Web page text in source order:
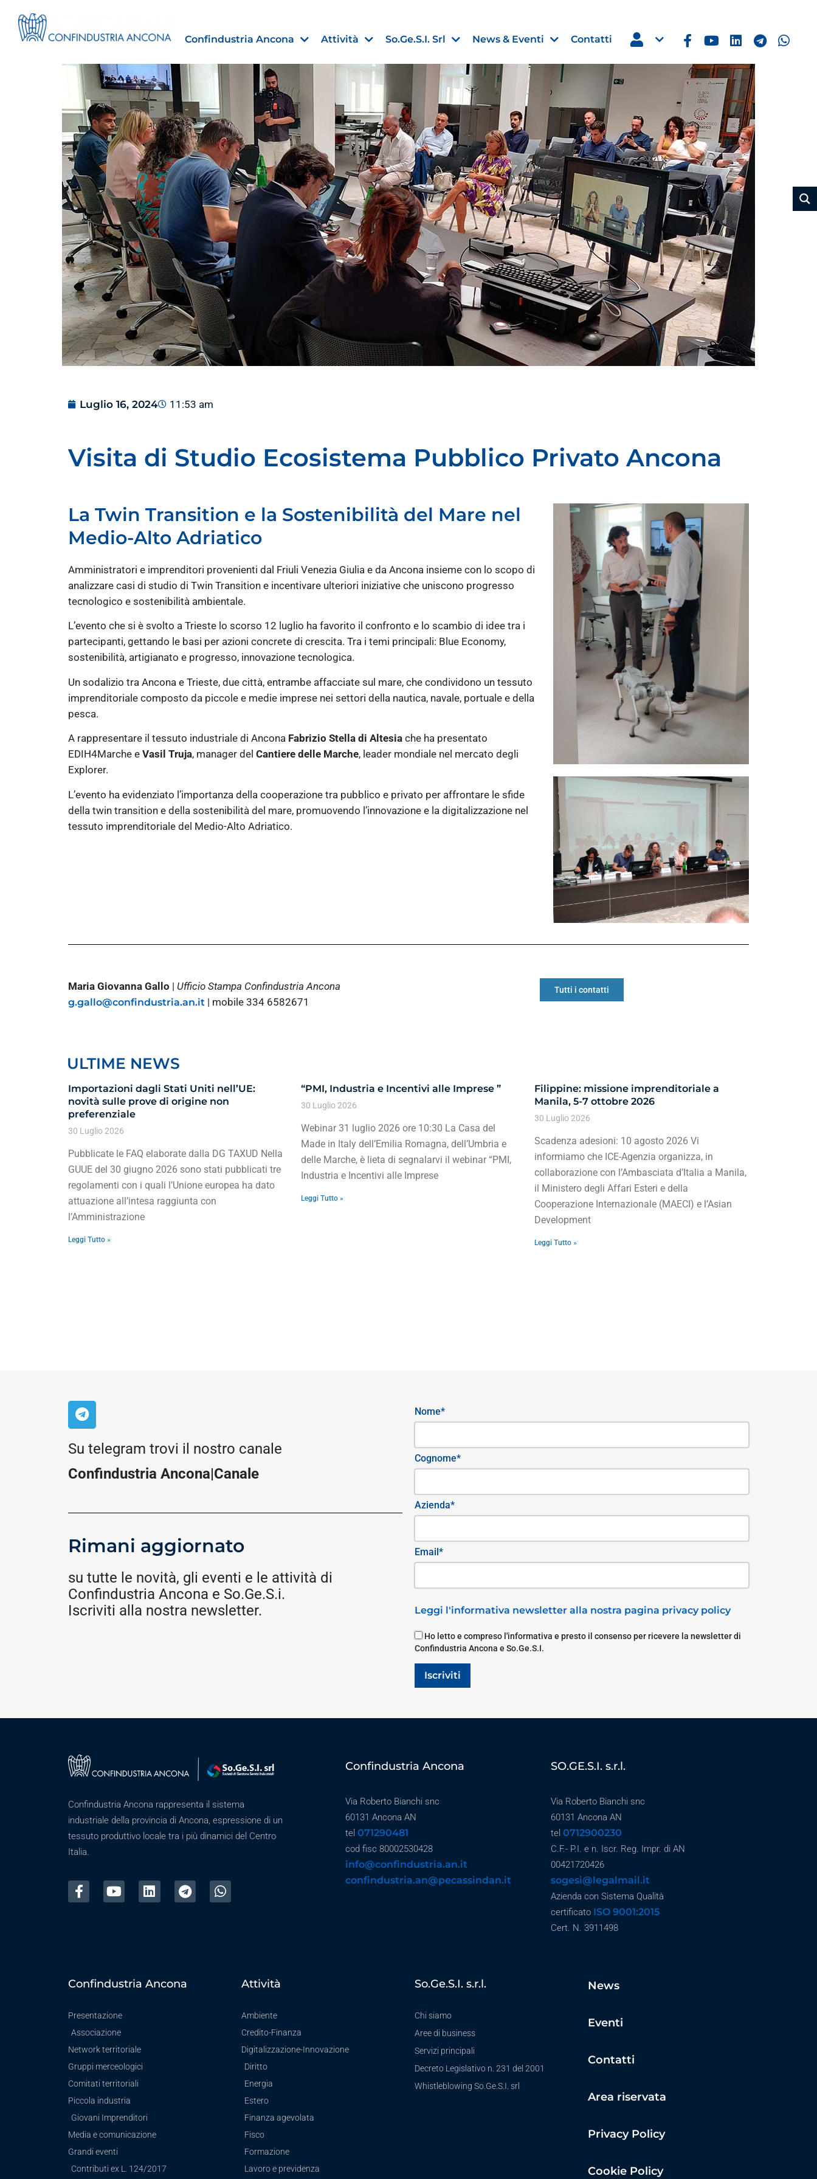
Confindustria Ancona Attività So.Ge.S.I. Srl News & Eventi
Estero
Importazioni dagli Stati Uniti nell’UE:
novità sulle prove di origine non
preferenziale
30 Luglio 2026
Leggi →
Finanza agevolata
“PMI, Industria e Incentivi alle Imprese
”
30 Luglio 2026
Leggi →
Estero
Filippine: missione
Manila, 5-7 ottobre 2026
30 Luglio 2026
Leggi →
Contatti
Luglio 16, 2024 11:53 am
Visita di Studio Ecosistema Pubblico Privato Ancona
La Twin Transition e la Sostenibilità del Mare nel
Medio-Alto Adriatico
Amministratori e imprenditori provenienti dal Friuli Venezia Giulia e da Ancona insieme con lo scopo di
analizzare casi di studio di Twin Transition e incentivare ulteriori iniziative che uniscono progresso
tecnologico e sostenibilità ambientale.
L’evento che si è svolto a Trieste lo scorso 12 luglio ha favorito il confronto e lo scambio di idee tra i
partecipanti, gettando le basi per azioni concrete di crescita. Tra i temi principali: Blue Economy,
sostenibilità, artigianato e progresso, innovazione tecnologica.
Un sodalizio tra Ancona e Trieste, due città, entrambe affacciate sul mare, che condividono un tessuto
imprenditoriale composto da piccole e medie imprese nei settori della nautica, navale, portuale e della
pesca.
A rappresentare il tessuto industriale di Ancona Fabrizio Stella di Altesia che ha presentato
EDIH4Marche e Vasil Truja, manager del Cantiere delle Marche, leader mondiale nel mercato degli
Explorer.
L’evento ha evidenziato l’importanza della cooperazione tra pubblico e privato per affrontare le sfide
della twin transition e della sostenibilità del mare, promuovendo l’innovazione e la digitalizzazione nel
tessuto imprenditoriale del Medio-Alto Adriatico.
Maria Giovanna Gallo | Ufficio Stampa Confindustria Ancona
g.gallo@confindustria.an.it | mobile 334 6582671
Tutti i contatti
ULTIME NEWS
Importazioni dagli Stati Uniti nell’UE:
novità sulle prove di origine non
preferenziale
30 Luglio 2026
Pubblicate le FAQ elaborate dalla DG TAXUD Nella
GUUE del 30 giugno 2026 sono stati pubblicati tre
regolamenti con i quali l’Unione europea ha dato
attuazione all’intesa raggiunta con
l’Amministrazione
Leggi Tutto »
“PMI, Industria e Incentivi alle Imprese ”
30 Luglio 2026
Webinar 31 luglio 2026 ore 10:30 La Casa del
Made in Italy dell’Emilia Romagna, dell’Umbria e
delle Marche, è lieta di segnalarvi il webinar “PMI,
Industria e Incentivi alle Imprese
Leggi Tutto »
Filippine: missione imprenditoriale a
Manila, 5-7 ottobre 2026
30 Luglio 2026
Scadenza adesioni: 10 agosto 2026 Vi
informiamo che ICE-Agenzia organizza, in
collaborazione con l’Ambasciata d’Italia a Manila,
il Ministero degli Affari Esteri e della
Cooperazione Internazionale (MAECI) e l’Asian
Development
Leggi Tutto »
Su telegram trovi il nostro canale
Confindustria Ancona|Canale
Rimani aggiornato
su tutte le novità, gli eventi e le attività di
Confindustria Ancona e So.Ge.S.i.
Iscriviti alla nostra newsletter.
Nome*
Cognome*
Azienda*
Email*
Leggi l'informativa newsletter alla nostra pagina privacy policy
Ho letto e compreso l'informativa e presto il consenso per ricevere la newsletter di
Confindustria Ancona e So.Ge.S.I.
Iscriviti
Confindustria Ancona rappresenta il sistema
industriale della provincia di Ancona, espressione di un
tessuto produttivo locale tra i più dinamici del Centro
Italia.
Confindustria Ancona
Via Roberto Bianchi snc
60131 Ancona AN
tel 071290481
cod fisc 80002530428
info@confindustria.an.it
confindustria.an@pecassindan.it
SO.GE.S.I. s.r.l.
Via Roberto Bianchi snc
60131 Ancona AN
tel 0712900230
C.F.- P.I. e n. Iscr. Reg. Impr. di AN
00421720426
sogesi@legalmail.it
Azienda con Sistema Qualità
certificato ISO 9001:2015
Cert. N. 3911498
Confindustria Ancona
Presentazione
Associazione
Network territoriale
Gruppi merceologici
Comitati territoriali
Piccola industria
Giovani Imprenditori
Media e comunicazione
Grandi eventi
Contributi ex L. 124/2017
Attività
Ambiente
Credito-Finanza
Digitalizzazione-Innovazione
Diritto
Energia
Estero
Finanza agevolata
Fisco
Formazione
Lavoro e previdenza
So.Ge.S.I. s.r.l.
Chi siamo
Aree di business
Servizi principali
Decreto Legislativo n. 231 del 2001
Whistleblowing So.Ge.S.I. srl
News
Eventi
Contatti
Area riservata
Privacy Policy
Cookie Policy